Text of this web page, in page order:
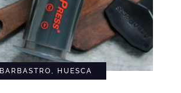
BARBASTRO, HUESCA